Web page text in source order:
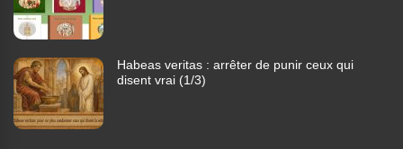
Habeas veritas : arrêter de punir ceux qui
disent vrai (1/3)